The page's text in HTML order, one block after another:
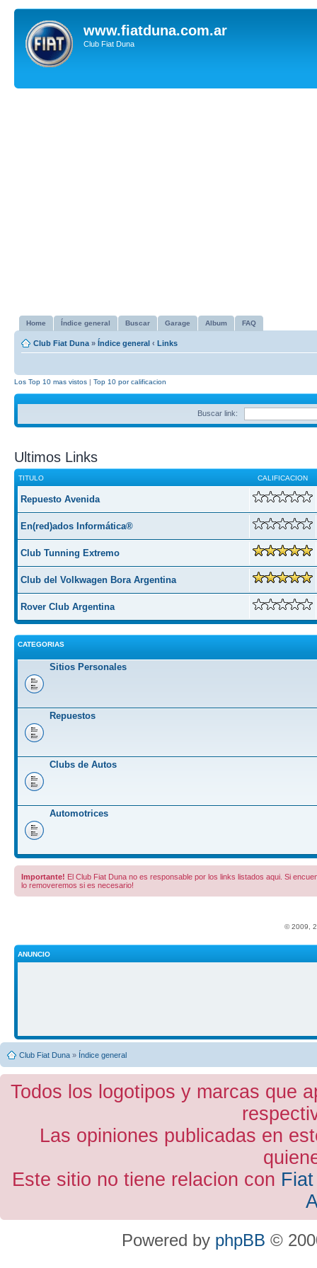
www.fiatduna.com.ar
Club Fiat Duna
Home Índice general Buscar Garage Album FAQ
Club Fiat Duna » Índice general ‹ Links
Los Top 10 mas vistos | Top 10 por calificacion
Buscar link:
Ultimos Links
TITULO CALIFICACION
Repuesto Avenida
En(red)ados Informática®
Club Tunning Extremo
Club del Volkwagen Bora Argentina
Rover Club Argentina
CATEGORIAS
Sitios Personales
Repuestos
Clubs de Autos
Automotrices
Importante! El Club Fiat Duna no es responsable por los links listados aqui. Si
lo removeremos si es necesario!
© 2009,
ANUNCIO
Club Fiat Duna » Índice general
Todos los logotipos y marcas que
Las opiniones publicadas en
Este sitio no tiene relacion con
Powered by phpBB ©